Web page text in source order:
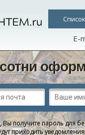
E-
Вы получите пароль для
приходить